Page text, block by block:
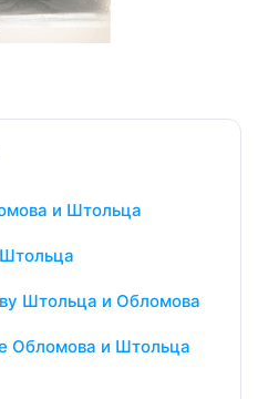
и Штольца
Штольца и Обломова
Обломова и Штольца